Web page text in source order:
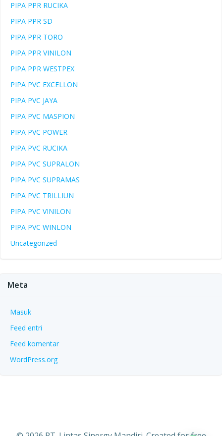
PIPA PPR RUCIKA
PIPA PPR SD
PIPA PPR TORO
PIPA PPR VINILON
PIPA PPR WESTPEX
PIPA PVC EXCELLON
PIPA PVC JAYA
PIPA PVC MASPION
PIPA PVC POWER
PIPA PVC RUCIKA
PIPA PVC SUPRALON
PIPA PVC SUPRAMAS
PIPA PVC TRILLIUN
PIPA PVC VINILON
PIPA PVC WINLON
Uncategorized
Meta
Masuk
Feed entri
Feed komentar
WordPress.org